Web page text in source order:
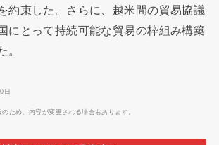
約束した。さらに、越米間の貿易協議
にとって持続可能な貿易の枠組み構築
。
日
ため、内容が変更される場合もあります。